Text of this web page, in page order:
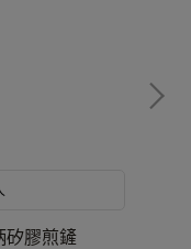
矽膠煎鏟